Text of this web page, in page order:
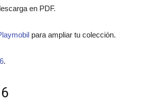
en PDF.
para ampliar tu colección.
.